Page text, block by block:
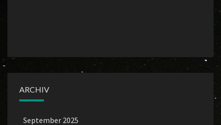
ARCHIV
September 2025